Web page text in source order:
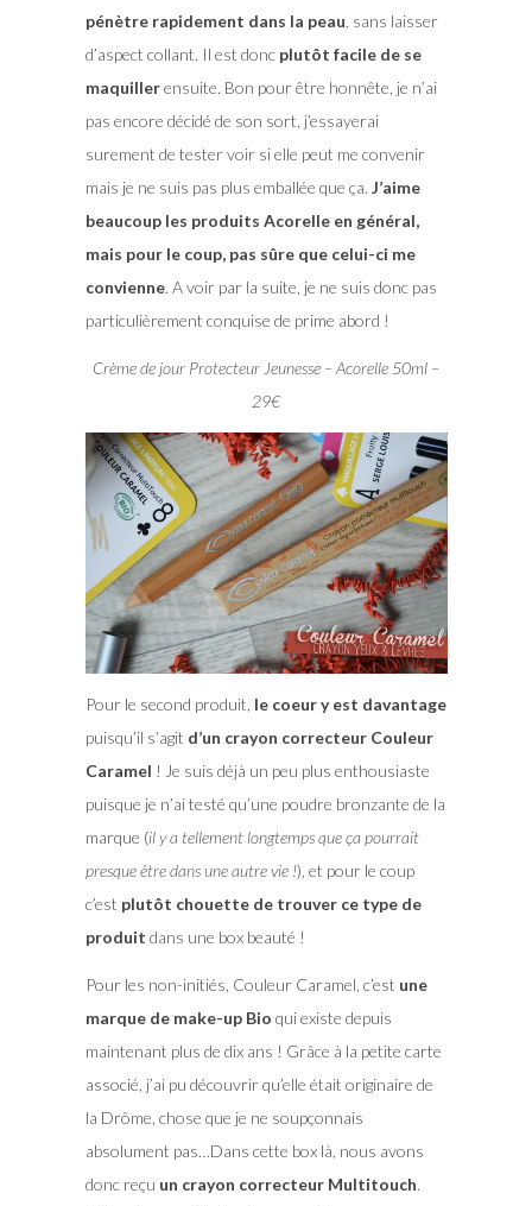
pénètre rapidement dans la peau, sans laisser
d’aspect collant. Il est donc plutôt facile de se
maquillerensuite. Bon pour être honnête, je n’ai
pas encore décidé de son sort, j’essayerai
surement de tester voir si elle peut me convenir
mais je ne suis pas plus emballée que ça. J’aime
beaucoup les produits Acorelle en général,
mais pour le coup, pas sûre que celui-ci me
convienne. A voir par la suite, je ne suis donc pas
particulièrement conquise de prime abord !
Crème de jour Protecteur Jeunesse – Acorelle 50ml –
29€
Pour le second produit, le coeur y est davantage
puisqu’il s’agit d’un crayon correcteur Couleur
Caramel ! Je suis déjà un peu plus enthousiaste
puisque je n’ai testé qu’une poudre bronzante de la
marque (il y a tellement longtemps que ça pourrait
presque être dans une autre vie !), et pour le coup
c’est plutôt chouette de trouver ce type de
produit dans une box beauté !
Pour les non-initiés, Couleur Caramel, c’est une
marque de make-up Bio qui existe depuis
maintenant plus de dix ans ! Grâce à la petite carte
associé, j’ai pu découvrir qu’elle était originaire de
la Drôme, chose que je ne soupçonnais
absolument pas…Dans cette box là, nous avons
donc reçu un crayon correcteur Multitouch.